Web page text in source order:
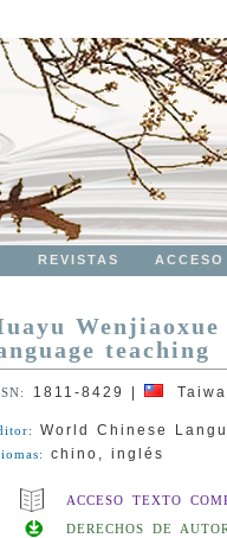
REVISTAS
teaching
1811-8429
World Chinese
chino, inglés
ACCESO TEXTO
DERECHOS DE